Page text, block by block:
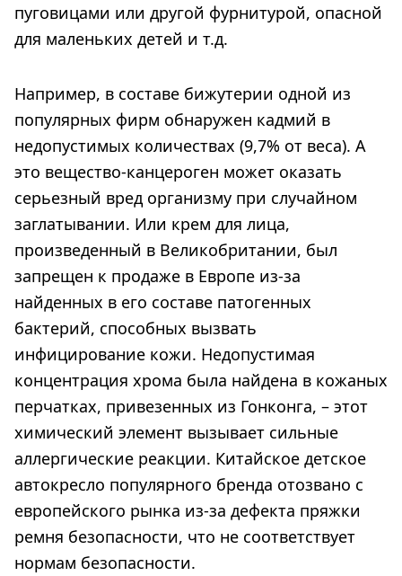
пуговицами или другой фурнитурой, опасной
для маленьких детей и т.д.
Например, в составе бижутерии одной из
популярных фирм обнаружен кадмий в
недопустимых количествах (9,7% от веса). А
это вещество-канцероген может оказать
серьезный вред организму при случайном
заглатывании. Или крем для лица,
произведенный в Великобритании, был
запрещен к продаже в Европе из-за
найденных в его составе патогенных
бактерий, способных вызвать
инфицирование кожи. Недопустимая
концентрация хрома была найдена в кожаных
перчатках, привезенных из Гонконга, – этот
химический элемент вызывает сильные
аллергические реакции. Китайское детское
автокресло популярного бренда отозвано с
европейского рынка из-за дефекта пряжки
ремня безопасности, что не соответствует
нормам безопасности.